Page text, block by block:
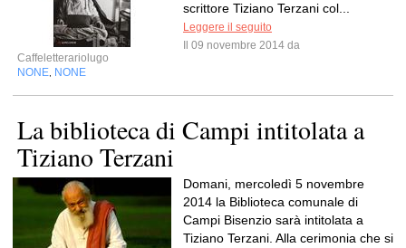
scrittore Tiziano Terzani col...
Leggere il seguito
Il 09 novembre 2014 da
Caffeletterariolugo
NONE NONE
La biblioteca di Campi intitolata a
Tiziano Terzani
Domani, mercoledì 5 novembre
2014 la Biblioteca comunale di
Campi Bisenzio sarà intitolata a
Tiziano Terzani. Alla cerimonia che si